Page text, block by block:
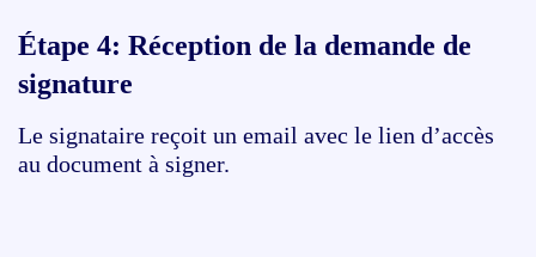
Étape 4: Réception de la demande de
signature
Le signataire reçoit un email avec le lien d’accès
au document à signer.